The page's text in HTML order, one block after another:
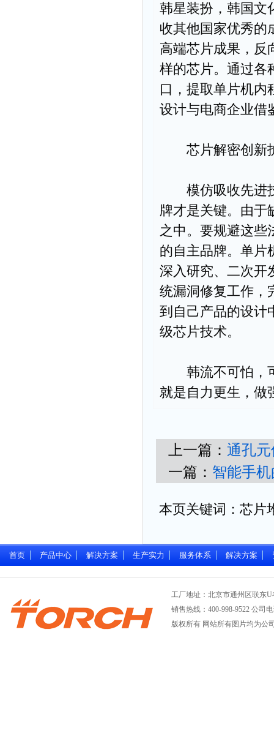
韩星装扮，韩国文
收其他国家优秀的
高端芯片成果，反
样的芯片。通过各
口，提取单片机内
设计与电商企业借
芯片解密创新
模仿吸收先进技
牌才是关键。由于
之中。要规避这些
的自主品牌。单片
深入研究、二次开
统漏洞修复工作，
到自己产品的设计
级芯片技术。
韩流不可怕，可
就是自力更生，做
上一篇： 通孔元
一篇： 智能手
本页关键词：芯片
首页 产品中心 解决方案 生产实力 服务体系 解决方案
工厂地址：北京市通州区联东
销售热线：400-998-9522 公司
版权所有 网站所有图片均为公